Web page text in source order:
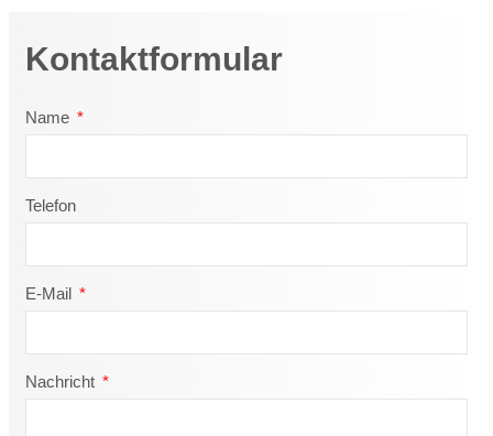
Kontaktformular
Name
Telefon
E-Mail
Nachricht